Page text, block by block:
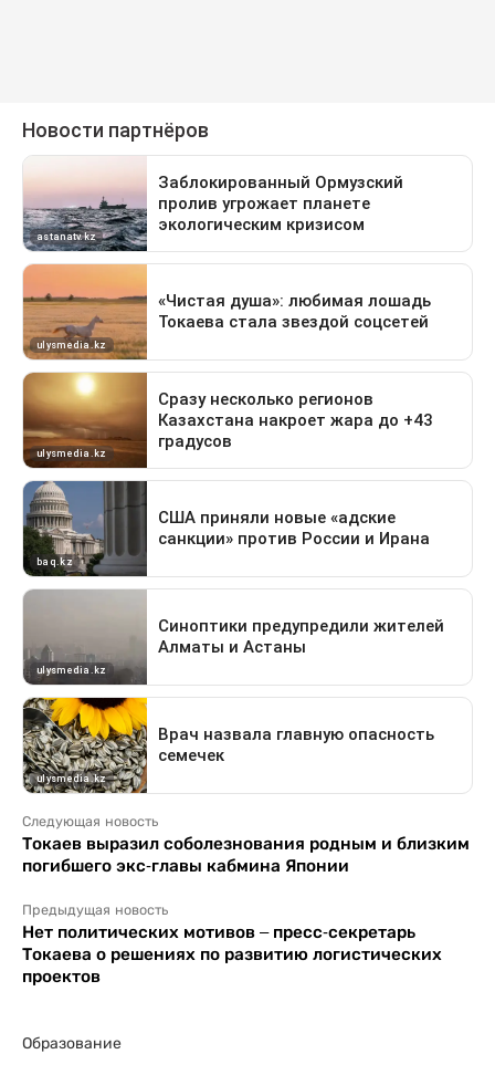
Следующая новость
Токаев выразил соболезнования родным и близким
погибшего экс-главы кабмина Японии
Предыдущая новость
Нет политических мотивов – пресс-секретарь
Токаева о решениях по развитию логистических
проектов
Образование